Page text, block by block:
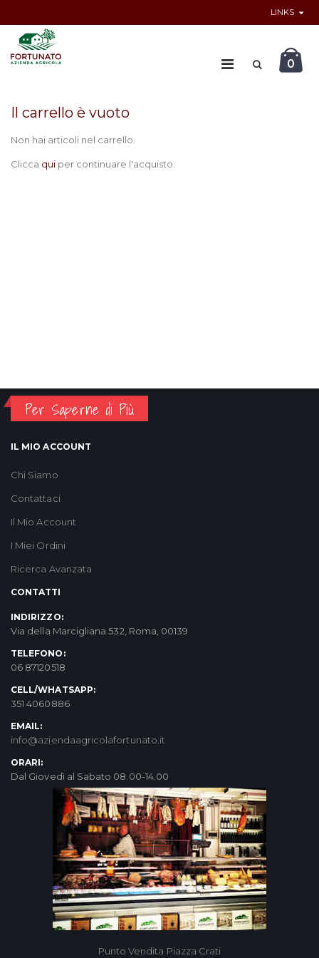
LINKS
0
Il carrello è vuoto
Non hai articoli nel carrello.
Clicca qui per continuare l'acquisto.
Per Saperne di Più
IL MIO ACCOUNT
Chi Siamo
Contattaci
Il Mio Account
I Miei Ordini
Ricerca Avanzata
CONTATTI
INDIRIZZO:
Via della Marcigliana 532, Roma, 00139
TELEFONO:
06 87120518
CELL/WHATSAPP:
351 4060886
EMAIL:
info@aziendaagricolafortunato.it
ORARI:
Dal Giovedì al Sabato 08.00-14.00
Punto Vendita Piazza Crati